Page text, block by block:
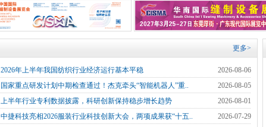
更多>
2026-08-06
2026年上半年我国纺织行业经济运行基本平稳
2026-08-05
国家重点研发计划中期检查通过！杰克牵头“智能机器人”重..
2026-08-01
上半年行业专利数据披露，科研创新保持稳步增长趋势
2026-07-29
中捷科技亮相2026服装行业科技创新大会，两项成果获“十五..